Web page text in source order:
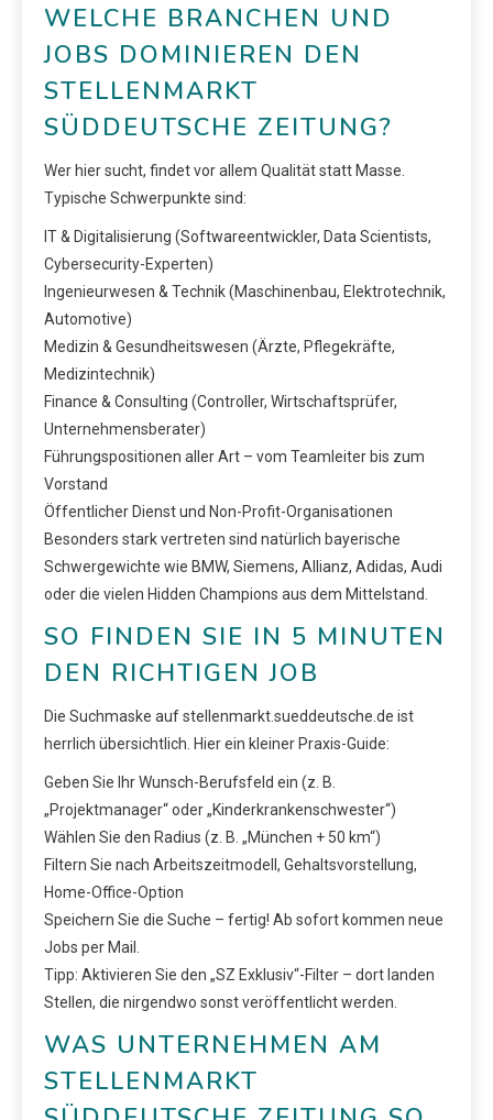
WELCHE BRANCHEN UND
JOBS DOMINIEREN DEN
STELLENMARKT
SÜDDEUTSCHE ZEITUNG?
Wer hier sucht, findet vor allem Qualität statt Masse.
Typische Schwerpunkte sind:
IT & Digitalisierung (Softwareentwickler, Data Scientists,
Cybersecurity-Experten)
Ingenieurwesen & Technik (Maschinenbau, Elektrotechnik,
Automotive)
Medizin & Gesundheitswesen (Ärzte, Pflegekräfte,
Medizintechnik)
Finance & Consulting (Controller, Wirtschaftsprüfer,
Unternehmensberater)
Führungspositionen aller Art – vom Teamleiter bis zum
Vorstand
Öffentlicher Dienst und Non-Profit-Organisationen
Besonders stark vertreten sind natürlich bayerische
Schwergewichte wie BMW, Siemens, Allianz, Adidas, Audi
oder die vielen Hidden Champions aus dem Mittelstand.
SO FINDEN SIE IN 5 MINUTEN
DEN RICHTIGEN JOB
Die Suchmaske auf stellenmarkt.sueddeutsche.de ist
herrlich übersichtlich. Hier ein kleiner Praxis-Guide:
Geben Sie Ihr Wunsch-Berufsfeld ein (z. B.
„Projektmanager“ oder „Kinderkrankenschwester“)
Wählen Sie den Radius (z. B. „München + 50 km“)
Filtern Sie nach Arbeitszeitmodell, Gehaltsvorstellung,
Home-Office-Option
Speichern Sie die Suche – fertig! Ab sofort kommen neue
Jobs per Mail.
Tipp: Aktivieren Sie den „SZ Exklusiv“-Filter – dort landen
Stellen, die nirgendwo sonst veröffentlicht werden.
WAS UNTERNEHMEN AM
STELLENMARKT